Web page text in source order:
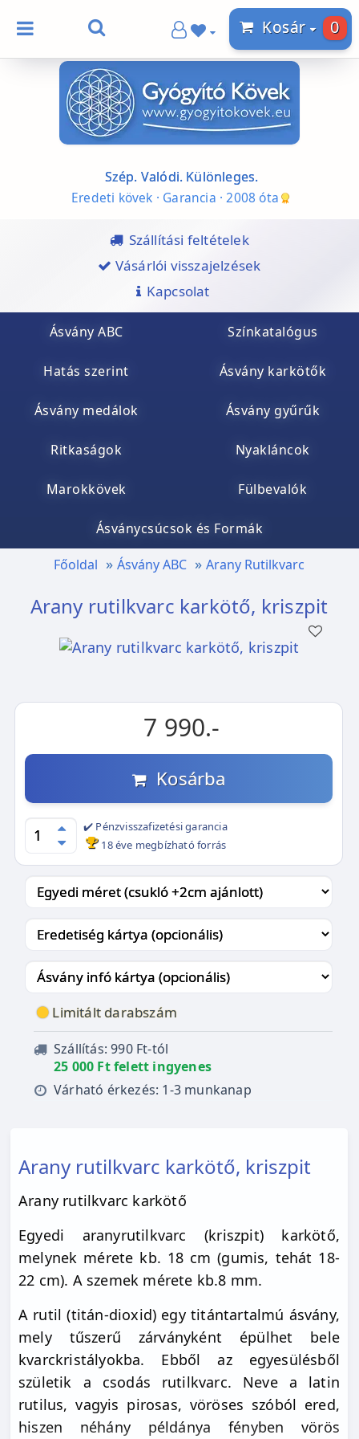
Kosár 0
Szép. Valódi. Különleges.
Eredeti kövek · Garancia · 2008 óta
Szállítási feltételek
Vásárlói visszajelzések
Kapcsolat
Ásvány ABC Színkatalógus
Hatás szerint Ásvány karkötők
Ásvány medálok Ásvány gyűrűk
Ritkaságok Nyakláncok
Marokkövek Fülbevalók
Ásványcsúcsok és Formák
Főoldal Ásvány ABC Arany Rutilkvarc
Arany rutilkvarc karkötő, kriszpit
7 990.-
Kosárba
✔️ Pénzvisszafizetési garancia
18 éve megbízható forrás
Limitált darabszám
Szállítás: 990 Ft-tól
25 000 Ft felett ingyenes
Várható érkezés: 1-3 munkanap
Arany rutilkvarc karkötő, kriszpit
Arany rutilkvarc karkötő
Egyedi aranyrutilkvarc (kriszpit) karkötő,
melynek mérete kb. 18 cm (gumis, tehát 18-
22 cm). A szemek mérete kb.8 mm.
A rutil (titán-dioxid) egy titántartalmú ásvány,
mely tűszerű zárványként épülhet bele
kvarckristályokba. Ebből az egyesülésből
születik a csodás rutilkvarc. Neve a latin
rutilus, vagyis pirosas, vöröses szóból ered,
hiszen néhány példánya fényben vörös